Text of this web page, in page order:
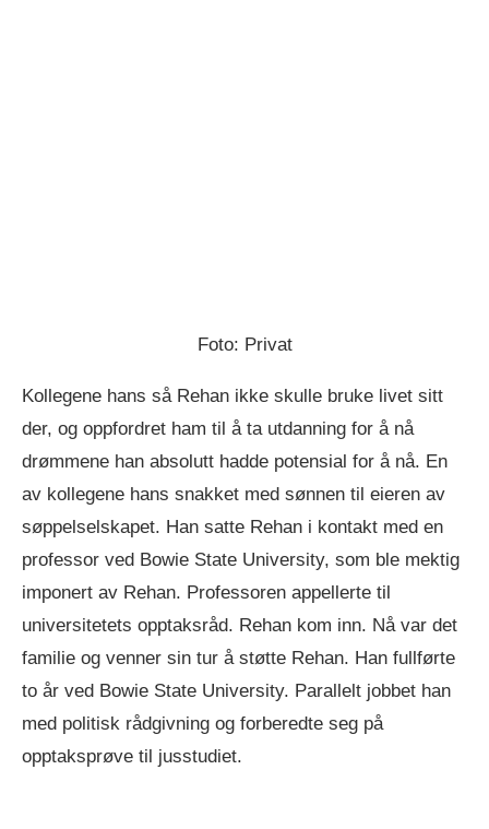
Foto: Privat
Kollegene hans så Rehan ikke skulle bruke livet sitt
der, og oppfordret ham til å ta utdanning for å nå
drømmene han absolutt hadde potensial for å nå. En
av kollegene hans snakket med sønnen til eieren av
søppelselskapet. Han satte Rehan i kontakt med en
professor ved Bowie State University, som ble mektig
imponert av Rehan. Professoren appellerte til
universitetets opptaksråd. Rehan kom inn. Nå var det
familie og venner sin tur å støtte Rehan. Han fullførte
to år ved Bowie State University. Parallelt jobbet han
med politisk rådgivning og forberedte seg på
opptaksprøve til jusstudiet.